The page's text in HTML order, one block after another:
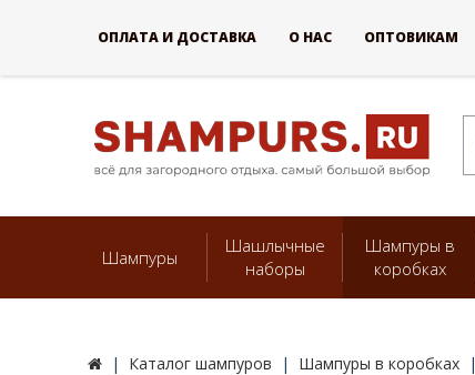
Шампуры
Шашлычные
наборы
Шампуры в
коробках
Каталог шампуров Шампуры в коробках
ОПЛАТА И ДОСТАВКА О НАС ОПТОВИКАМ